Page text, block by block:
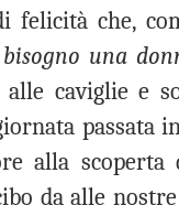
felicità che,
una
caviglie e
passata
alla
da alle